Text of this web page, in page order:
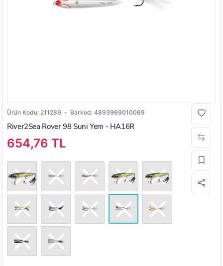
Ürün Kodu: 211289 Barkod: 4893969010069
River2Sea Rover 98 Suni Yem - HA16R
654,76 TL